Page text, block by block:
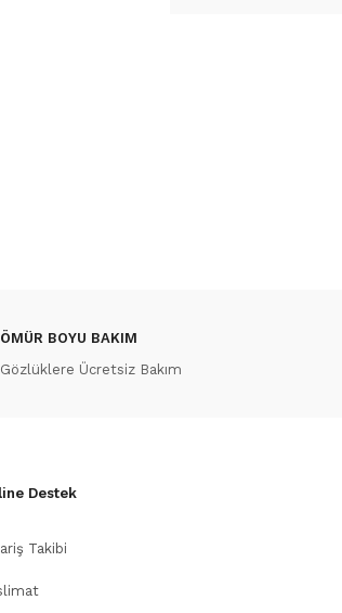
ÖMÜR BOYU BAKIM
Gözlüklere Ücretsiz Bakım
Destek
Takibi